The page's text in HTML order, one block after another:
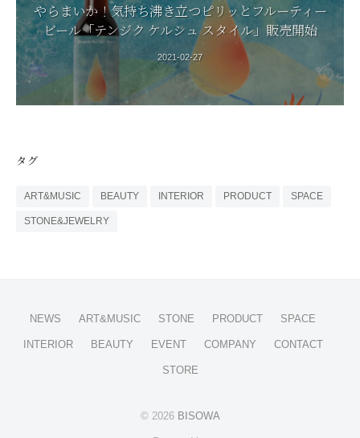
やらまいか！気持ち沸き立つピリッとフルーティー
ビール「テンジク ケルシュ スタイル」販売開始
2021-02-27
タグ
ART&MUSIC BEAUTY INTERIOR PRODUCT SPACE
STONE&JEWELRY
NEWS ART&MUSIC STONE PRODUCT SPACE
INTERIOR BEAUTY EVENT COMPANY CONTACT
STORE
© 2026 BISOWA